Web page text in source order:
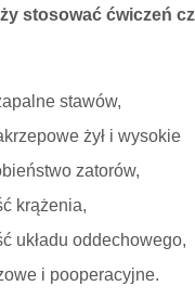
stosować ćwiczeń
stawów,
żył i wysokie
zatorów,
krążenia,
układu oddechowego,
i pooperacyjne.